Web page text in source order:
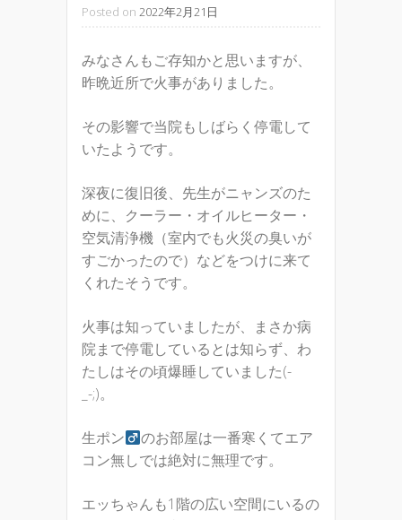
Posted on 2022年2月21日
みなさんもご存知かと思いますが、
昨晩近所で火事がありました。
その影響で当院もしばらく停電して
いたようです。
深夜に復旧後、先生がニャンズのた
めに、クーラー・オイルヒーター・
空気清浄機（室内でも火災の臭いが
すごかったので）などをつけに来て
くれたそうです。
火事は知っていましたが、まさか病
院まで停電しているとは知らず、わ
たしはその頃爆睡していました(-
_-;)。
生ポン
のお部屋は一番寒くてエア
コン無しでは絶対に無理です。
エッちゃんも1階の広い空間にいるの